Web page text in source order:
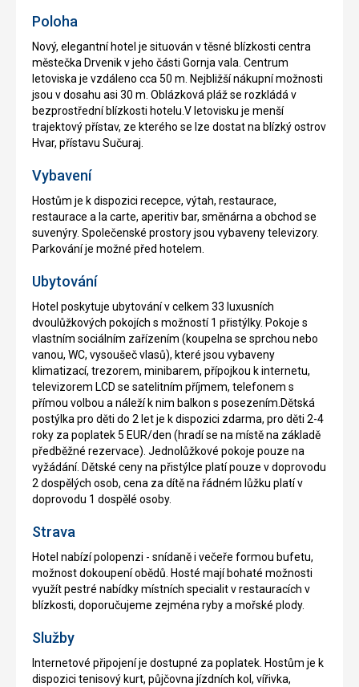
Poloha
Nový, elegantní hotel je situován v těsné blízkosti centra
městečka Drvenik v jeho části Gornja vala. Centrum
letoviska je vzdáleno cca 50 m. Nejbližší nákupní možnosti
jsou v dosahu asi 30 m. Oblázková pláž se rozkládá v
bezprostřední blízkosti hotelu.V letovisku je menší
trajektový přístav, ze kterého se lze dostat na blízký ostrov
Hvar, přístavu Sučuraj.
Vybavení
Hostům je k dispozici recepce, výtah, restaurace,
restaurace a la carte, aperitiv bar, směnárna a obchod se
suvenýry. Společenské prostory jsou vybaveny televizory.
Parkování je možné před hotelem.
Ubytování
Hotel poskytuje ubytování v celkem 33 luxusních
dvoulůžkových pokojích s možností 1 přistýlky. Pokoje s
vlastním sociálním zařízením (koupelna se sprchou nebo
vanou, WC, vysoušeč vlasů), které jsou vybaveny
klimatizací, trezorem, minibarem, přípojkou k internetu,
televizorem LCD se satelitním příjmem, telefonem s
přímou volbou a náleží k nim balkon s posezením.Dětská
postýlka pro děti do 2 let je k dispozici zdarma, pro děti 2-4
roky za poplatek 5 EUR/den (hradí se na místě na základě
předběžné rezervace). Jednolůžkové pokoje pouze na
vyžádání. Dětské ceny na přistýlce platí pouze v doprovodu
2 dospělých osob, cena za dítě na řádném lůžku platí v
doprovodu 1 dospělé osoby.
Strava
Hotel nabízí polopenzi - snídaně i večeře formou bufetu,
možnost dokoupení obědů. Hosté mají bohaté možnosti
využít pestré nabídky místních specialit v restauracích v
blízkosti, doporučujeme zejména ryby a mořské plody.
Služby
Internetové připojení je dostupné za poplatek. Hostům je k
dispozici tenisový kurt, půjčovna jízdních kol, vířivka,